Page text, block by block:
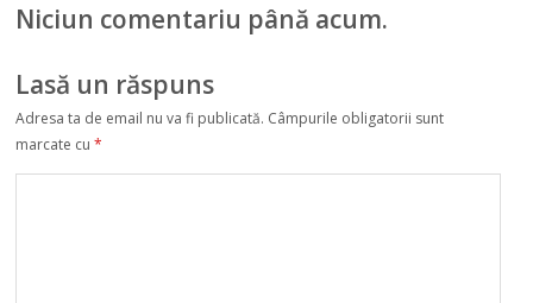
Niciun comentariu până acum.
Lasă un răspuns
Adresa ta de email nu va fi publicată. Câmpurile obligatorii sunt
marcate cu*